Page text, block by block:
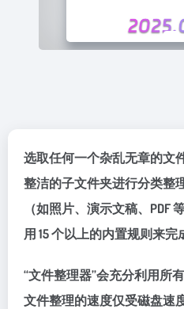
选取任何一个杂乱无章的文
整洁的子文件夹进行分类整
（如照片、演示文稿、PDF
用 15 个以上的内置规则来完
“文件整理器”会充分利用所
文件整理的速度仅受磁盘速